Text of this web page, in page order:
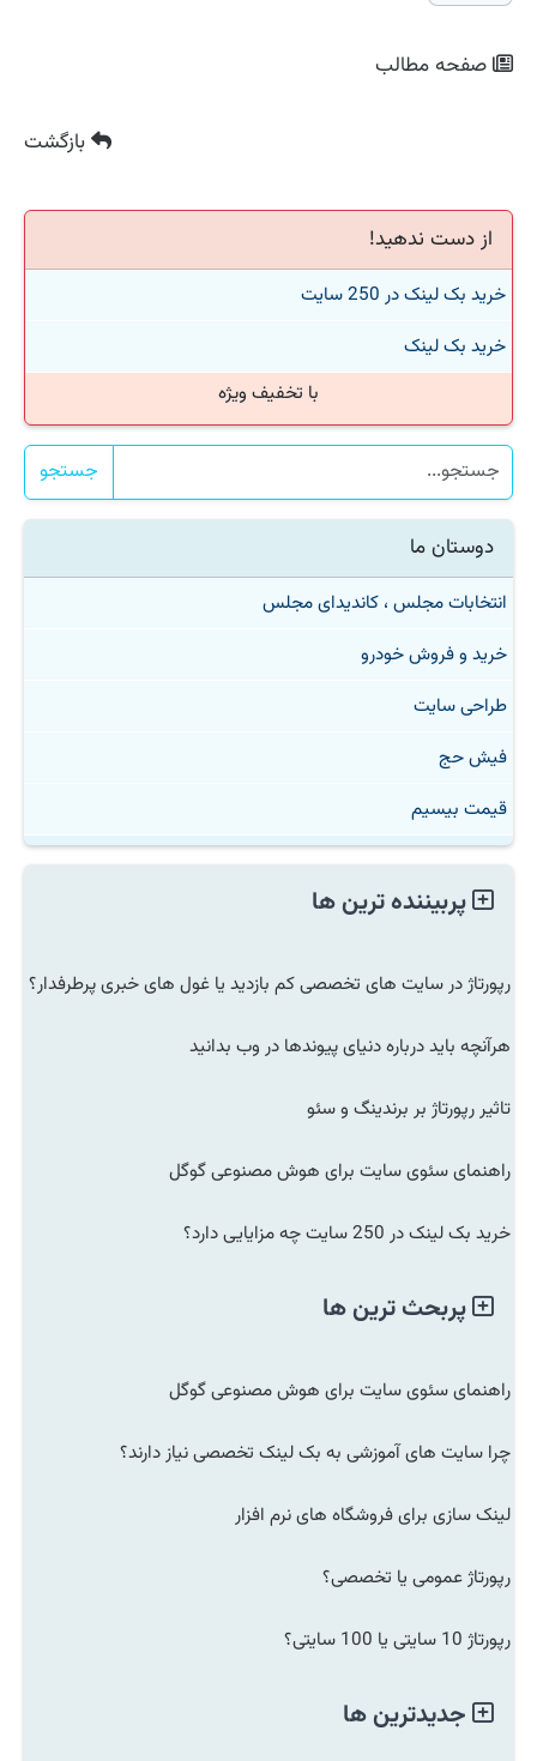
صفحه مطالب
بازگشت
از دست ندهید!
خرید بک لینک در 250 سایت
خرید بک لینک
با تخفیف ویژه
جستجو
دوستان ما
انتخابات مجلس ، کاندیدای مجلس
خرید و فروش خودرو
طراحی سایت
فیش حج
قیمت بیسیم
پربیننده ترین ها
رپورتاژ در سایت های تخصصی کم بازدید یا غول های خبری پرطرفدار؟
هرآنچه باید درباره دنیای پیوندها در وب بدانید
تاثیر رپورتاژ بر برندینگ و سئو
راهنمای سئوی سایت برای هوش مصنوعی گوگل
خرید بک لینک در 250 سایت چه مزایایی دارد؟
پربحث ترین ها
راهنمای سئوی سایت برای هوش مصنوعی گوگل
چرا سایت های آموزشی به بک لینک تخصصی نیاز دارند؟
لینک سازی برای فروشگاه های نرم افزار
رپورتاژ عمومی یا تخصصی؟
رپورتاژ 10 سایتی یا 100 سایتی؟
جدیدترین ها